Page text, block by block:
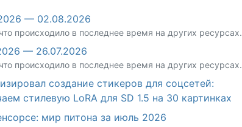
— 02.08.2026
происходило в последнее время на других ресурсах.
— 26.07.2026
происходило в последнее время на других ресурсах.
создание стикеров для соцсетей:
стилевую LoRA для SD 1.5 на 30 картинках
мир питона за июль 2026